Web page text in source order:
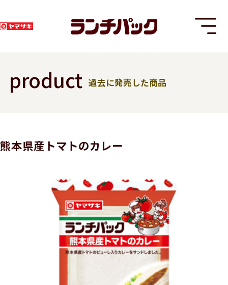
product 過去に発売した商品
熊本県産トマトのカレー